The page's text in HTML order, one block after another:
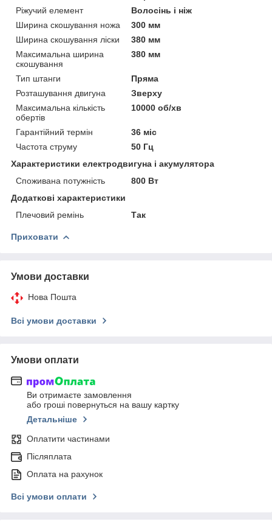
Ріжучий елемент
Волосінь і ніж
Ширина скошування ножа
300 мм
Ширина скошування ліски
380 мм
Максимальна ширина
скошування
380 мм
Тип штанги
Пряма
Розташування двигуна
Зверху
Максимальна кількість
обертів
10000 об/хв
Гарантійний термін
36 міс
Частота струму
50 Гц
Характеристики електродвигуна і акумулятора
Споживана потужність
800 Вт
Додаткові характеристики
Плечовий ремінь
Так
Приховати
Умови доставки
Нова Пошта
Всі умови доставки
Умови оплати
Ви отримаєте замовлення
або гроші повернуться на вашу картку
Детальніше
Оплатити частинами
Післяплата
Оплата на рахунок
Всі умови оплати